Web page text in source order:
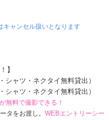
ャンセル扱いとなります
】
ャツ・ネクタイ無料貸出）
ャツ・ネクタイ無料貸出）
無料で撮影できる！
タをお渡し。 WEBエントリーシー